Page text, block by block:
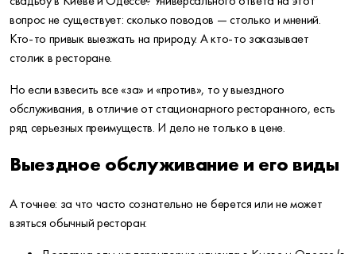
вопрос не существует: сколько поводов — столько и мнений.
Кто-то привык выезжать на природу. А кто-то заказывает
столик в ресторане.
Но если взвесить все «за» и «против», то у выездного
обслуживания, в отличие от стационарного ресторанного, есть
ряд серьезных преимуществ. И дело не только в цене.
Выездное обслуживание и его виды
А точнее: за что часто сознательно не берется или не может
взяться обычный ресторан: